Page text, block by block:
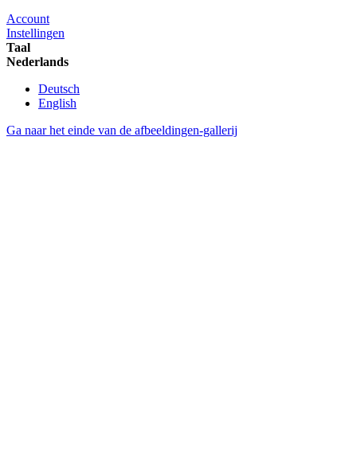
Account
Instellingen
Taal
Nederlands
Deutsch
English
Ga naar het einde van de afbeeldingen-gallerij